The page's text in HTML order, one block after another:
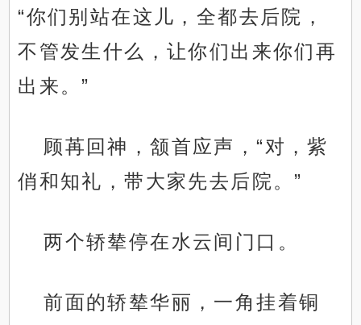
“你们别站在这儿，全都去后院，
不管发生什么，让你们出来你们再
出来。”
顾苒回神，颔首应声，“对，紫
俏和知礼，带大家先去后院。”
两个轿辇停在水云间门口。
前面的轿辇华丽，一角挂着铜